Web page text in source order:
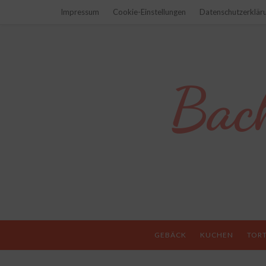
Impressum Cookie-Einstellungen
GEBÄCK KUCHEN